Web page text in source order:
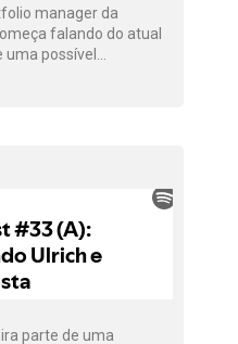
manager da
falando do atual
possível…
parte de uma